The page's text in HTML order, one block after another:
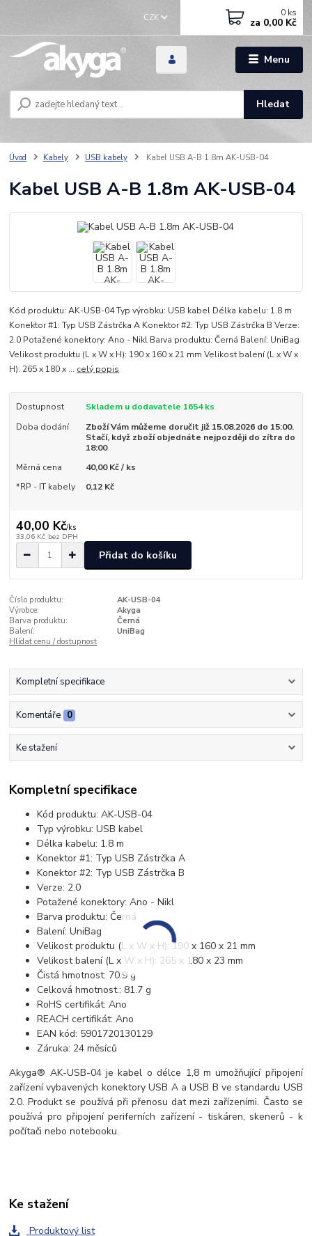
Menu
CZK
Hledat
0 ks
za 0,00 Kč
Úvod Kabely USB kabely Kabel USB A-B 1.8m AK-USB-04
Kabel USB A-B 1.8m AK-USB-04
Kód produktu: AK-USB-04 Typ výrobku: USB kabel Délka kabelu: 1.8 m
Konektor #1: Typ USB Zástrčka A Konektor #2: Typ USB Zástrčka B Verze:
2.0 Potažené konektory: Ano - Nikl Barva produktu: Černá Balení: UniBag
Velikost produktu (L x W x H): 190 x 160 x 21 mm Velikost balení (L x W x
H): 265 x 180 x ... celý popis
Dostupnost
Skladem u dodavatele 1654 ks
Doba dodání
Zboží Vám můžeme doručit již 15.08.2026 do 15:00.
Stačí, když zboží objednáte nejpozději do zítra do
18:00
Měrná cena
40,00 Kč / ks
*RP - IT kabely
0,12 Kč
40,00 Kč/ks
33,06 Kč bez DPH
Přidat do košíku
Číslo produktu:
AK-USB-04
Výrobce:
Akyga
Barva produktu:
Černá
Balení:
UniBag
Hlídat cenu / dostupnost
Kompletní specifikace
Komentáře 0
Ke stažení
Kompletní specifikace
Kód produktu: AK-USB-04
Typ výrobku: USB kabel
Délka kabelu: 1.8 m
Konektor #1: Typ USB Zástrčka A
Konektor #2: Typ USB Zástrčka B
Verze: 2.0
Potažené konektory: Ano - Nikl
Barva produktu: Černá
Balení: UniBag
Velikost produktu (L x W x H): 190 x 160 x 21 mm
Velikost balení (L x W x H): 265 x 180 x 23 mm
Čistá hmotnost: 70.9 g
Celková hmotnost.: 81.7 g
RoHS certifikát: Ano
REACH certifikát: Ano
EAN kód: 5901720130129
Záruka: 24 měsíců
Akyga® AK-USB-04je kabel o délce 1,8 m umožňující připojení
zařízení vybavených konektoryUSB AaUSB B ve standardu USB
2.0. Produkt se používá při přenosu dat mezi zařízeními. Často se
používá pro připojení periferních zařízení - tiskáren, skenerů - k
počítači nebo notebooku.
Ke stažení
Produktový list